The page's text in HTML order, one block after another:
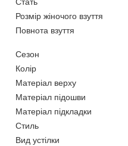
Стать
Розмір жіночого взуття
Повнота взуття
Сезон
Колір
Матеріал верху
Матеріал підошви
Матеріал підкладки
Стиль
Вид устілки